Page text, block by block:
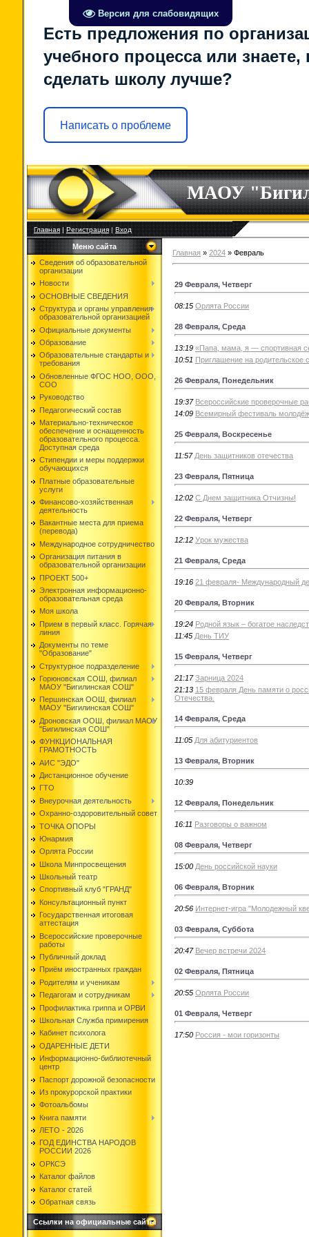
Версия для слабовидящих
Есть предложения по
учебного процесса или знаете,
сделать школу лучше?
Написать о проблеме
МАОУ
Главная|Регистрация|Вход
Меню сайта
Сведения об образовательной
организации
Новости
ОСНОВНЫЕ СВЕДЕНИЯ
Структура и органы управления
образовательной организацией
Официальные документы
Образование
Образовательные стандарты и
требования
Обновленные ФГОС НОО, ООО,
СОО
Руководство
Педагогический состав
Материально-техническое
обеспечение и оснащенность
образовательного процесса.
Доступная среда
Стипендии и меры поддержки
обучающихся
Платные образовательные
услуги
Финансово-хозяйственная
деятельность
Вакантные места для приема
(перевода)
Международное сотрудничество
Организация питания в
образовательной организации
ПРОЕКТ 500+
Электронная информационно-
образовательная среда
Моя школа
Прием в первый класс. Горячая
линия
Документы по теме
"Образование"
Структурное подразделение
Горюновская СОШ, филиал
МАОУ "Бигилинская СОШ"
Першинская ООШ, филиал
МАОУ "Бигилинская СОШ"
Дроновская ООШ, филиал МАОУ
"Бигилинская СОШ"
ФУНКЦИОНАЛЬНАЯ
ГРАМОТНОСТЬ
АИС "ЭДО"
Дистанционное обучение
ГТО
Внеурочная деятельность
Охранно-оздоровительный совет
ТОЧКА ОПОРЫ
Юнармия
Орлята России
Школа Минпросвещения
Школьный театр
Спортивный клуб "ГРАНД"
Консультационный пункт
Государственная итоговая
аттестация
Всероссийские проверочные
работы
Публичный доклад
Приём иностранных граждан
Родителям и ученикам
Педагогам и сотрудникам
Профилактика гриппа и ОРВИ
Школьная Служба примирения
Кабинет психолога
ОДАРЕННЫЕ ДЕТИ
Информационно-библиотечный
центр
Паспорт дорожной безопасности
Из прокурорской практики
Фотоальбомы
Книга памяти
ЛЕТО - 2026
ГОД ЕДИНСТВА НАРОДОВ
РОССИИ 2026
ОРКСЭ
Каталог файлов
Каталог статей
Обратная связь
Ссылки на официальные сайты
Главная » 2024 » Февраль
29 Февраля, Четверг
08:15 Орлята России
28 Февраля, Среда
13:19 «Папа, мама, я — спортивная
10:51 Приглашение на родительское
26 Февраля, Понедельник
19:37 Всероссийские проверочные
14:09 Всемирный фестиваль
25 Февраля, Воскресенье
11:57 День защитников отечества
23 Февраля, Пятница
12:02 С Днем защитника Отчизны!
22 Февраля, Четверг
12:12 Урок мужества
21 Февраля, Среда
19:16 21 февраля- Международный
20 Февраля, Вторник
19:24 Родной язык – богатое
11:45 День ТИУ
15 Февраля, Четверг
21:17 Зарница 2024
21:13 15 февраля День памяти о
Отечества.
14 Февраля, Среда
11:05 Для абитуриентов
13 Февраля, Вторник
10:39
12 Февраля, Понедельник
16:11 Разговоры о важном
08 Февраля, Четверг
15:00 День российской науки
06 Февраля, Вторник
20:56 Интернет-игра "Молодежный
03 Февраля, Суббота
20:47 Вечер встречи 2024
02 Февраля, Пятница
20:55 Орлята России
01 Февраля, Четверг
17:50 Россия - мои горизонты